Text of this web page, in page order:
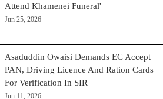
Attend Khamenei Funeral'
Jun 25, 2026
Asaduddin Owaisi Demands EC Accept
PAN, Driving Licence And Ration Cards
For Verification In SIR
Jun 11, 2026